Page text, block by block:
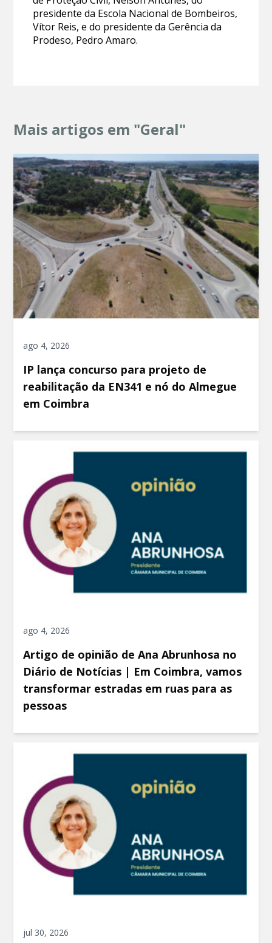
presidente da Escola Nacional de Bombeiros,
Vítor Reis, e do presidente da Gerência da
Prodeso, Pedro Amaro.
Mais artigos em "Geral"
ago 4, 2026
IP lança concurso para projeto de
reabilitação da EN341 e nó do Almegue
em Coimbra
ago 4, 2026
Artigo de opinião de Ana Abrunhosa no
Diário de Notícias | Em Coimbra, vamos
transformar estradas em ruas para as
pessoas
jul 30, 2026